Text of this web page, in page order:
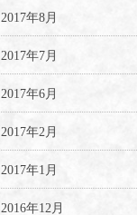
2017年8月
2017年7月
2017年6月
2017年2月
2017年1月
2016年12月